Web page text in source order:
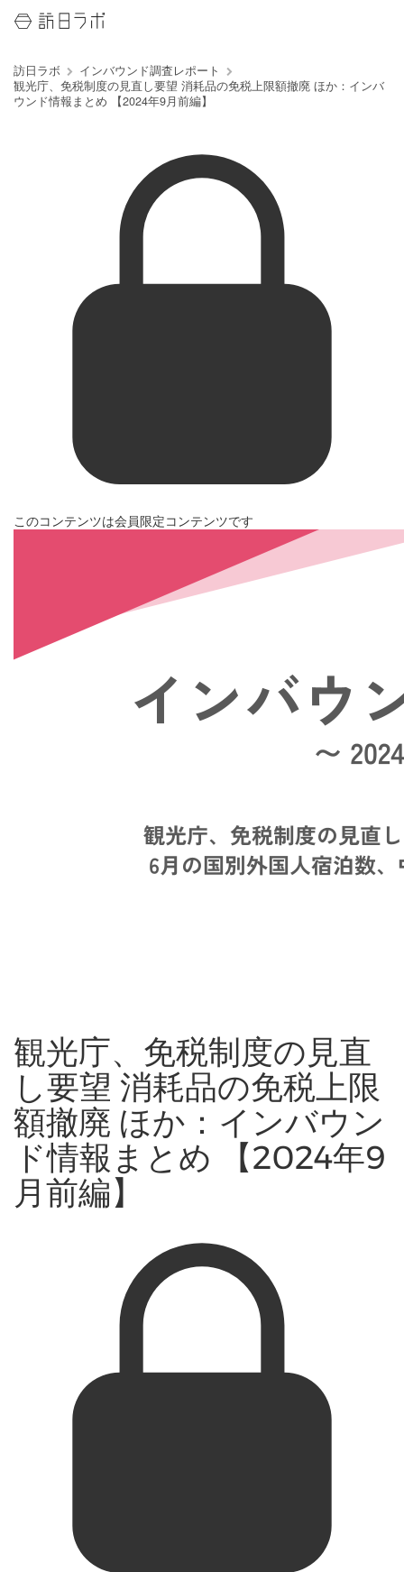
訪日ラボ
インバウンド調査レポート
観光庁、免税制度の見直し要望 消耗品の免税上限額撤廃 ほか：インバ
ウンド情報まとめ 【2024年9月前編】
このコンテンツは会員限定コンテンツです
観光庁、免税制度の見直
し要望 消耗品の免税上限
額撤廃 ほか：インバウン
ド情報まとめ 【2024年9
月前編】